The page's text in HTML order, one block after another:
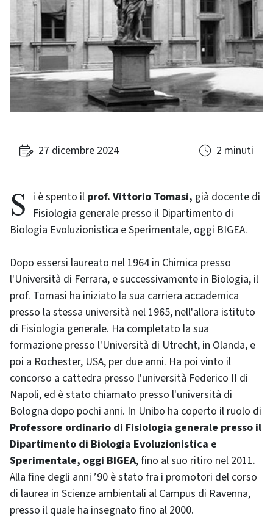
27 dicembre 2024 2 minuti
Si è spento il prof. Vittorio Tomasi, già docente di
Fisiologia generale presso il Dipartimento di
Biologia Evoluzionistica e Sperimentale, oggi BIGEA.
Dopo essersi laureato nel 1964 in Chimica presso
l'Università di Ferrara, e successivamente in Biologia, il
prof. Tomasi ha iniziato la sua carriera accademica
presso la stessa università nel 1965, nell'allora istituto
di Fisiologia generale. Ha completato la sua
formazione presso l'Università di Utrecht, in Olanda, e
poi a Rochester, USA, per due anni. Ha poi vinto il
concorso a cattedra presso l'università Federico II di
Napoli, ed è stato chiamato presso l'università di
Bologna dopo pochi anni. In Unibo ha coperto il ruolo di
Professore ordinario di Fisiologia generale presso il
Dipartimento di Biologia Evoluzionistica e
Sperimentale, oggi BIGEA, fino al suo ritiro nel 2011.
Alla fine degli anni ’90 è stato fra i promotori del corso
di laurea in Scienze ambientali al Campus di Ravenna,
presso il quale ha insegnato fino al 2000.